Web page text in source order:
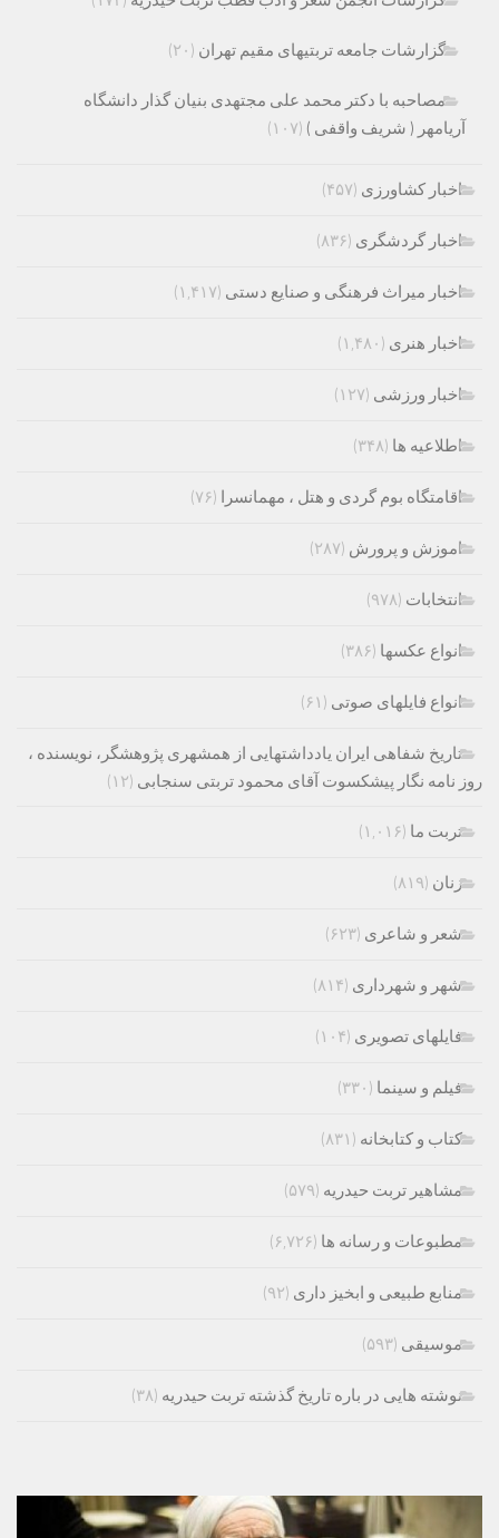
گزارشات جامعه تربتیهای مقیم تهران (۲۰)
مصاحبه با دکتر محمد علی مجتهدی بنیان گذار دانشگاه
آریامهر ( شریف واقفی ) (۱۰۷)
اخبار کشاورزی (۴۵۷)
اخبار گردشگری (۸۳۶)
اخبار میراث فرهنگی و صنایع دستی (۱,۴۱۷)
اخبار هنری (۱,۴۸۰)
اخبار ورزشی (۱۲۷)
اطلاعیه ها (۳۴۸)
اقامتگاه بوم گردی و هتل ، مهمانسرا (۷۶)
اموزش و پرورش (۲۸۷)
انتخابات (۹۷۸)
انواع عکسها (۳۸۶)
انواع فایلهای صوتی (۶۱)
تاریخ شفاهی ایران یادداشتهایی از همشهری پژوهشگر، نویسنده ،
روز نامه نگار پیشکسوت آقای محمود تربتی سنجابی (۱۲)
تربت ما (۱,۰۱۶)
زنان (۸۱۹)
شعر و شاعری (۶۲۳)
شهر و شهرداری (۸۱۴)
فایلهای تصویری (۱۰۴)
فیلم و سینما (۳۳۰)
کتاب و کتابخانه (۸۳۱)
مشاهیر تربت حیدریه (۵۷۹)
مطبوعات و رسانه ها (۶,۷۲۶)
منابع طبیعی و ابخیز داری (۹۲)
موسیقی (۵۹۳)
نوشته هایی در باره تاریخ گذشته تربت حیدریه (۳۸)